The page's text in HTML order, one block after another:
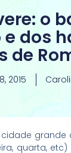
o
dos
de
2015
grande
quarta,